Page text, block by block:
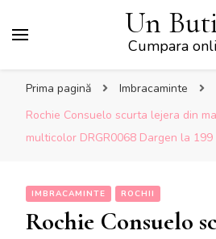
Un
Cumpara
Prima pagină
Imbracaminte
Rochie Consuelo scurta lejera din
multicolor DRGR0068 Dargen la 199
IMBRACAMINTE ROCHII
Rochie Consuelo